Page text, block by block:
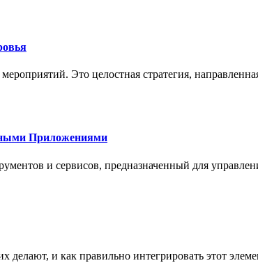
Это целостная стратегия,
Приложениями
и сервисов, предназначенный для
и как правильно интегрировать этот